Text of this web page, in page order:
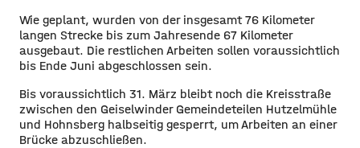
Wie geplant, wurden von der insgesamt 76 Kilometer
langen Strecke bis zum Jahresende 67 Kilometer
ausgebaut. Die restlichen Arbeiten sollen voraussichtlich
bis Ende Juni abgeschlossen sein.
Bis voraussichtlich 31. März bleibt noch die Kreisstraße
zwischen den Geiselwinder Gemeindeteilen Hutzelmühle
und Hohnsberg halbseitig gesperrt, um Arbeiten an einer
Brücke abzuschließen.